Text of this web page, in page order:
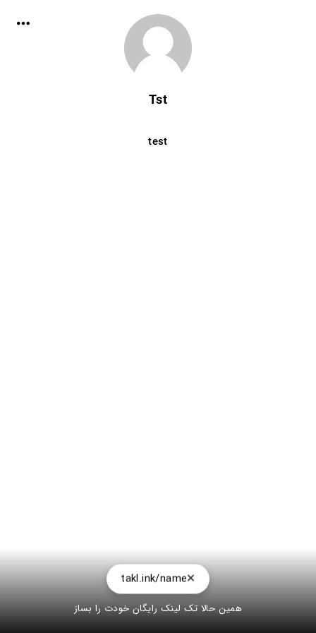
Tst
test
takl.ink/name
همین حالا تک لینک رایگان خودت را بساز